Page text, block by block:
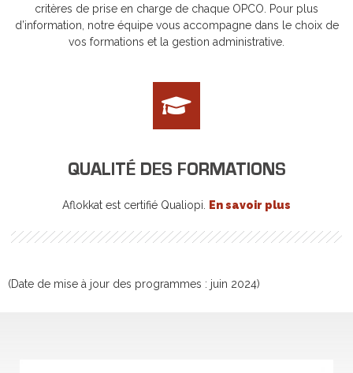
critères de prise en charge de chaque OPCO. Pour plus
d’information, notre équipe vous accompagne dans le choix de
vos formations et la gestion administrative.
QUALITÉ DES FORMATIONS
Aflokkat est certifié Qualiopi. En savoir plus
(Date de mise à jour des programmes : juin 2024)